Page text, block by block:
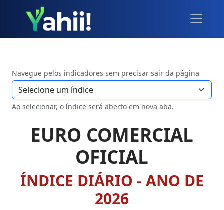
Navegue pelos indicadores sem precisar sair da página
Ao selecionar, o índice será aberto em nova aba.
EURO COMERCIAL
OFICIAL
ÍNDICE DIÁRIO - ANO DE
2026